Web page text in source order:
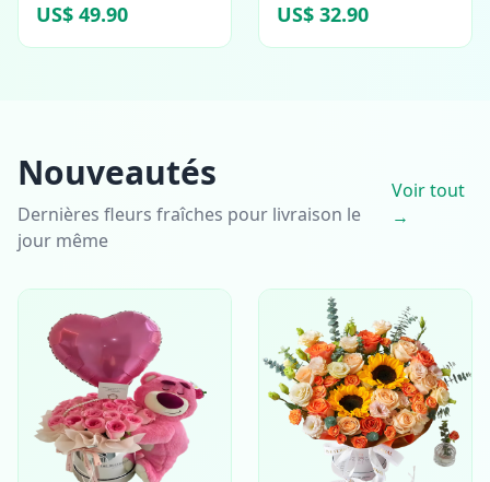
US$ 49.90 US$ 32.90
Nouveautés
Dernières fleurs fraîches pour livraison le
jour même
Voir tout
→